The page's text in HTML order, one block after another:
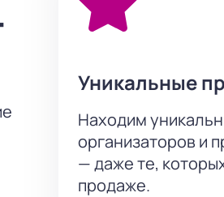
Уникальные
Находим
организаторов и
— даже те,
продаже.